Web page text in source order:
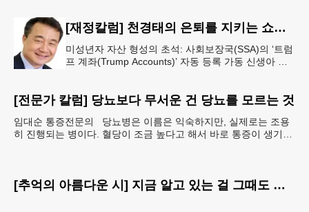
[재정칼럼] 천경태의 은퇴를 지키는 쇼셜시큐리티 인사이트 - 은퇴와 생활의 기초를 지키는 가장 현실적인 제도 읽기 (18)
미성년자 자산 형성의 초석: 사회보장국(SSA)의 ‘트럼
프 계좌(Trump Accounts)’ 자동 등록 가동 신생아 출
[전문가 칼럼] 당뇨보다 무서운 건 당뇨를 모르는 것
임대순 통증전문의 당뇨병은 이름은 익숙하지만, 실제로는 조용
히 진행되는 병이다. 혈당이 조금 높다고 해서 바로 통증이 생기거
[추억의 아름다운 시] 지금 알고 있는 걸 그때도 알았더라면